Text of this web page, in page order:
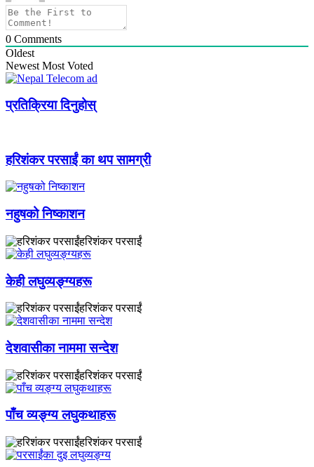
0 Comments
Oldest
Newest Most Voted
प्रतिक्रिया दिनुहोस्
हरिशंकर परसाईं का थप सामग्री
नहुषको निष्काशन
हरिशंकर परसाईं
केही लघुव्यङ्ग्यहरू
हरिशंकर परसाईं
देशवासीका नाममा सन्देश
हरिशंकर परसाईं
पाँच व्यङ्ग्य लघुकथाहरू
हरिशंकर परसाईं